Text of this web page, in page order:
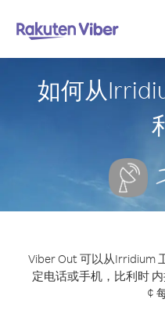
如何从
Viber Out 可以从Irridium
定电话或手机，比利时
¢